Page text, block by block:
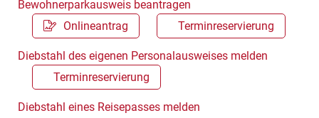
Bewohnerparkausweis beantragen
Onlineantrag
Terminreservierung
Diebstahl des eigenen Personalausweises melden
Terminreservierung
Diebstahl eines Reisepasses melden